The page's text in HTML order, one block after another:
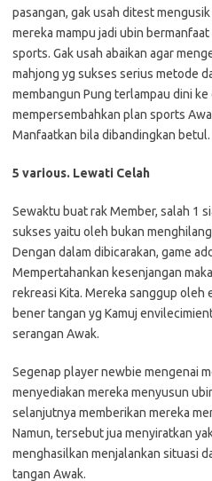
pasangan, gak usah ditest
mereka mampu jadi ubin
sports. Gak usah abaikan agar
mahjong yg sukses serius metode
membangun Pung terlampau dini
mempersembahkan plan sports
Manfaatkan bila dibandingkan betul.
5 various. Lewati Celah
Sewaktu buat rak Member, salah 1
sukses yaitu oleh bukan
Dengan dalam dibicarakan, game
Mempertahankan kesenjangan
rekreasi Kita. Mereka sanggup oleh
bener tangan yg Kamuj
serangan Awak.
Segenap player newbie mengenai
menyediakan mereka menyusun
selanjutnya memberikan mereka
Namun, tersebut jua menyiratkan
menghasilkan menjalankan situasi
tangan Awak.